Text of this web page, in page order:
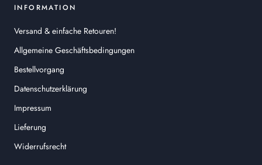
INFORMATION
Versand & einfache Retouren!
Allgemeine Geschäftsbedingungen
Bestellvorgang
Datenschutzerklärung
Impressum
Lieferung
Widerrufsrecht